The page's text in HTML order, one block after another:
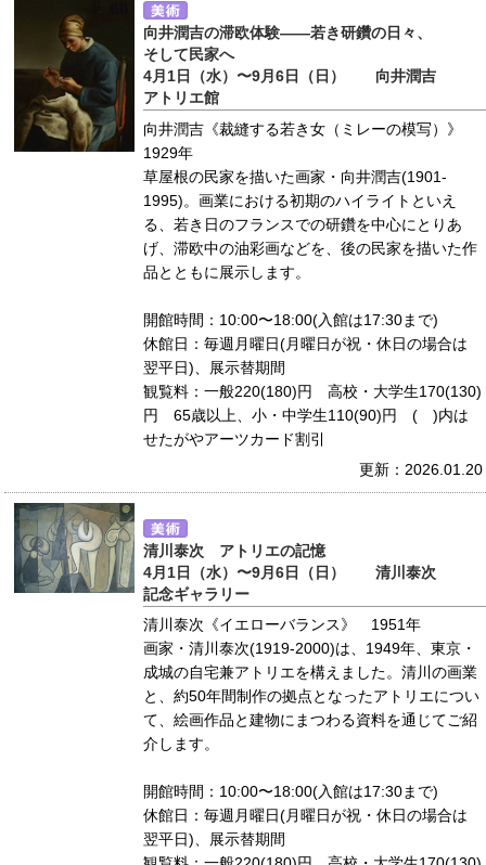
向井潤吉の滞欧体験――若き研鑽の日々、
そして民家へ
4月1日（水）〜9月6日（日） 向井潤吉
アトリエ館
向井潤吉《裁縫する若き女（ミレーの模写）》
1929年
草屋根の民家を描いた画家・向井潤吉(1901-
1995)。画業における初期のハイライトといえ
る、若き日のフランスでの研鑽を中心にとりあ
げ、滞欧中の油彩画などを、後の民家を描いた作
品とともに展示します。
開館時間：10:00〜18:00(入館は17:30まで)
休館日：毎週月曜日(月曜日が祝・休日の場合は
翌平日)、展示替期間
観覧料：一般220(180)円 高校・大学生170(130)
円 65歳以上、小・中学生110(90)円 ( )内は
せたがやアーツカード割引
更新：2026.01.20
清川泰次 アトリエの記憶
4月1日（水）〜9月6日（日） 清川泰次
記念ギャラリー
清川泰次《イエローバランス》 1951年
画家・清川泰次(1919-2000)は、1949年、東京・
成城の自宅兼アトリエを構えました。清川の画業
と、約50年間制作の拠点となったアトリエについ
て、絵画作品と建物にまつわる資料を通じてご紹
介します。
開館時間：10:00〜18:00(入館は17:30まで)
休館日：毎週月曜日(月曜日が祝・休日の場合は
翌平日)、展示替期間